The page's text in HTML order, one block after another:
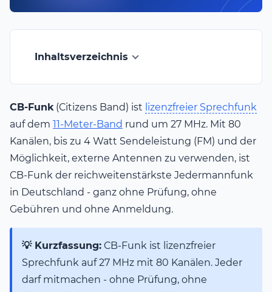
Inhaltsverzeichnis
CB-Funk (Citizens Band) ist lizenzfreier Sprechfunk
auf dem 11-Meter-Band rund um 27 MHz. Mit 80
Kanälen, bis zu 4 Watt Sendeleistung (FM) und der
Möglichkeit, externe Antennen zu verwenden, ist
CB-Funk der reichweitenstärkste Jedermannfunk
in Deutschland - ganz ohne Prüfung, ohne
Gebühren und ohne Anmeldung.
💡 Kurzfassung: CB-Funk ist lizenzfreier
Sprechfunk auf 27 MHz mit 80 Kanälen. Jeder
darf mitmachen - ohne Prüfung, ohne